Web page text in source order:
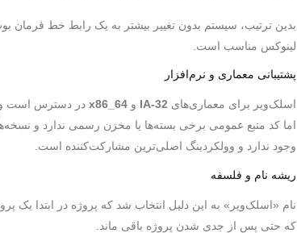
بدین ترتیب، سیستم بدون تغییر بیشتر به یک رابط خط فرمان
لینوکس مناسب است.
پشتیبانی معماری و نرم‌افزار
اسلک‌ویر برای معماری‌های IA-32 و x86_64 در دسترس است و
اما کد منبع عمومی برخی بسته‌ها یا مخزن رسمی ندارد و
وجود ندارد و وولکردینگ اصلی‌ترین مشارکت‌کننده است.
ریشه نام و فلسفه
نام «اسلک‌ویر» به این دلیل انتخاب شد که پروژه در ابتدا یک
که حتی پس از جدی شدن پروژه باقی ماند.